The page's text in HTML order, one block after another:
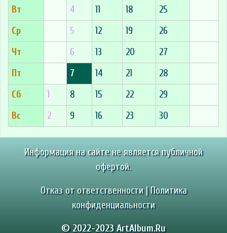
Вт
4 11 18
25
Ср
5 12 19
26
Чт
6 13 20
27
Пт
7 14 21
28
Сб
1 8 15 22
29
Вс
2 9 16 23 30
Информация на сайте не является публичной
офертой.
Отказ от ответственности| Политика
конфиденциальности
© 2022-2023 ArtAlbum.Ru